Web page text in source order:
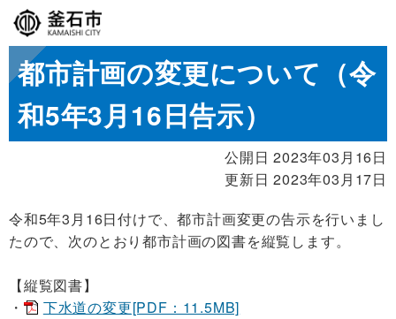
都市計画の変更について（令
和5年3月16日告示）
公開日 2023年03月16日
更新日 2023年03月17日
令和5年3月16日付けで、都市計画変更の告示を行いまし
たので、次のとおり都市計画の図書を縦覧します。
【縦覧図書】
・
下水道の変更[PDF：11.5MB]